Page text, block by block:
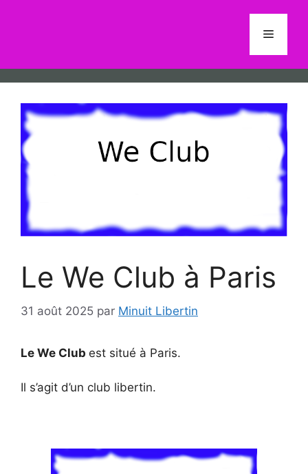
Menu
Le We Club à Paris
31 août 2025 par Minuit Libertin
Le We Club est situé à Paris.
Il s’agit d’un club libertin.